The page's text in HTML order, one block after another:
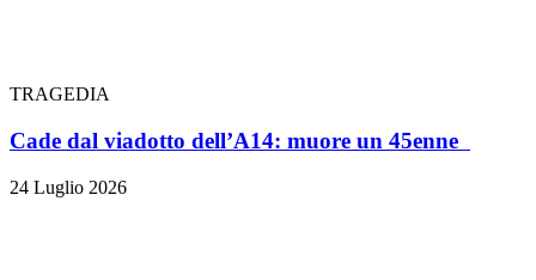
TRAGEDIA
Cade dal viadotto dell’A14: muore un 45enne
24 Luglio 2026